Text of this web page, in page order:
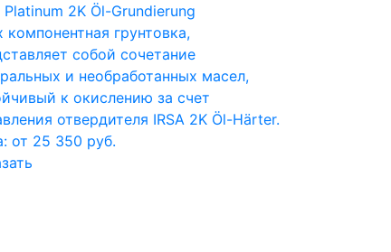
Platinum 2K Öl-Grundierung
компонентная грунтовка,
собой сочетание
и необработанных масел,
к окислению за счет
отвердителя IRSA 2K Öl-Härter.
от 25 350 руб.